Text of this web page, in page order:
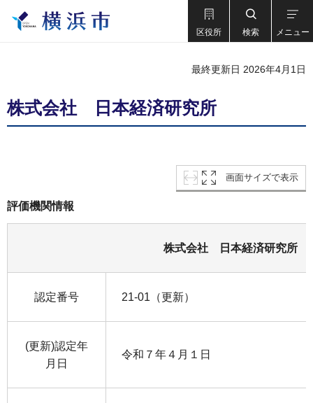
区役所 検索 メニュー
最終更新日 2026年4月1日
株式会社 日本経済研究所
画面サイズで表示
評価機関情報
株式会社 日本経済研究所
認定番号 21-01（更新）
(更新)認定年
月日
令和７年４月１日